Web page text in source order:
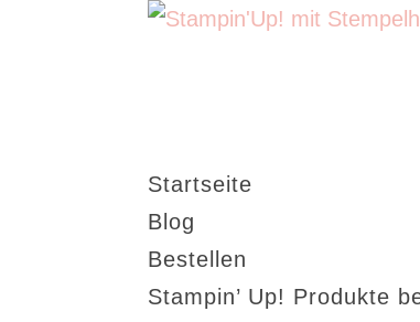
Startseite
Blog
Bestellen
Stampin’ Up! Produkte